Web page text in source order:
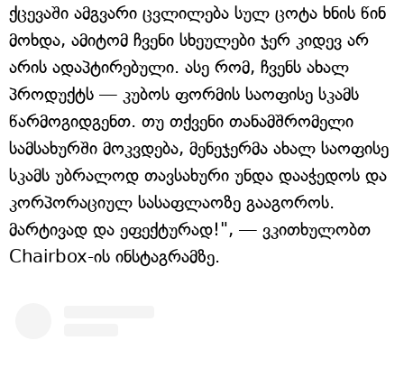
ქცევაში ამგვარი ცვლილება სულ ცოტა ხნის წინ
მოხდა, ამიტომ ჩვენი სხეულები ჯერ კიდევ არ
არის ადაპტირებული. ასე რომ, ჩვენს ახალ
პროდუქტს — კუბოს ფორმის საოფისე სკამს
წარმოგიდგენთ. თუ თქვენი თანამშრომელი
სამსახურში მოკვდება, მენეჯერმა ახალ საოფისე
სკამს უბრალოდ თავსახური უნდა დააჭედოს და
კორპორაციულ სასაფლაოზე გააგოროს.
მარტივად და ეფექტურად!", — ვკითხულობთ
Chairbox-ის ინსტაგრამზე.